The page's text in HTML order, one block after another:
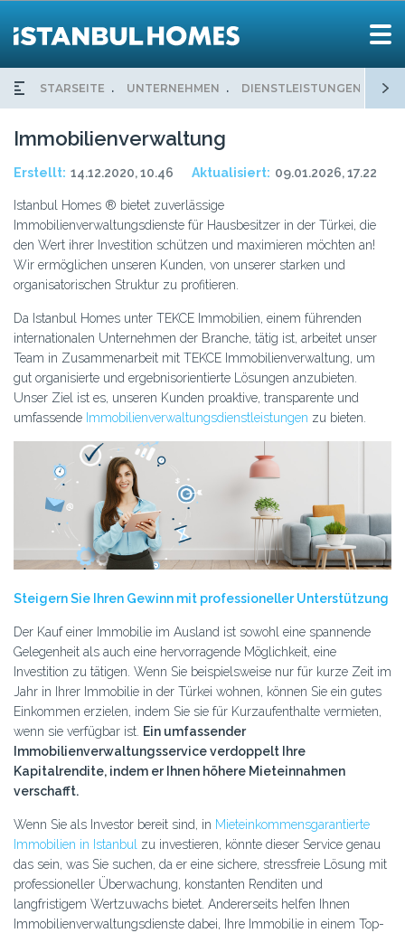
STARSEITE UNTERNEHMEN DIENSTLEISTUNGEN
Immobilienverwaltung
Erstellt: 14.12.2020, 10.46 Aktualisiert: 09.01.2026, 17.22
Istanbul Homes ® bietet zuverlässige
Immobilienverwaltungsdienste für Hausbesitzer in der Türkei, die
den Wert ihrer Investition schützen und maximieren möchten an!
Wir ermöglichen unseren Kunden, von unserer starken und
organisatorischen Struktur zu profitieren.
Da Istanbul Homes unter TEKCE Immobilien, einem führenden
internationalen Unternehmen der Branche, tätig ist, arbeitet unser
Team in Zusammenarbeit mit TEKCE Immobilienverwaltung, um
gut organisierte und ergebnisorientierte Lösungen anzubieten.
Unser Ziel ist es, unseren Kunden proaktive, transparente und
umfassende Immobilienverwaltungsdienstleistungen zu bieten.
Steigern Sie Ihren Gewinn mit professioneller Unterstützung
Der Kauf einer Immobilie im Ausland ist sowohl eine spannende
Gelegenheit als auch eine hervorragende Möglichkeit, eine
Investition zu tätigen. Wenn Sie beispielsweise nur für kurze Zeit im
Jahr in Ihrer Immobilie in der Türkei wohnen, können Sie ein gutes
Einkommen erzielen, indem Sie sie für Kurzaufenthalte vermieten,
wenn sie verfügbar ist. Ein umfassender
Immobilienverwaltungsservice verdoppelt Ihre
Kapitalrendite, indem er Ihnen höhere Mieteinnahmen
verschafft.
Wenn Sie als Investor bereit sind, in Mieteinkommensgarantierte
Immobilien in Istanbul zu investieren, könnte dieser Service genau
das sein, was Sie suchen, da er eine sichere, stressfreie Lösung mit
professioneller Überwachung, konstanten Renditen und
langfristigem Wertzuwachs bietet. Andererseits helfen Ihnen
Immobilienverwaltungsdienste dabei, Ihre Immobilie in einem Top-